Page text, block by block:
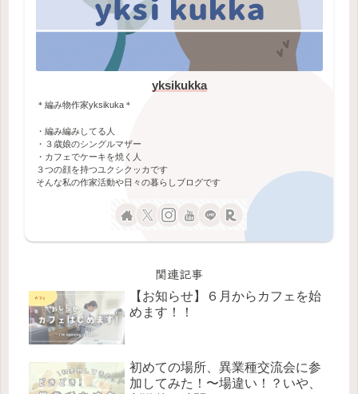
yksikukka
＊編み物作家yksikuka＊
・編み編みしてる人
・３歳娘のシングルマザー
・カフェでケーキを焼く人
３つの顔を持つユクシクッカです
そんな私の作家活動や日々の暮らしブログです
関連記事
【お知らせ】６月からカフェを始
めます！！
初めての場所、異業種交流会に参
加してみた！〜場違い！？いや、